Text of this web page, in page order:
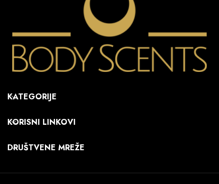
KATEGORIJE
KORISNI LINKOVI
DRUŠTVENE MREŽE